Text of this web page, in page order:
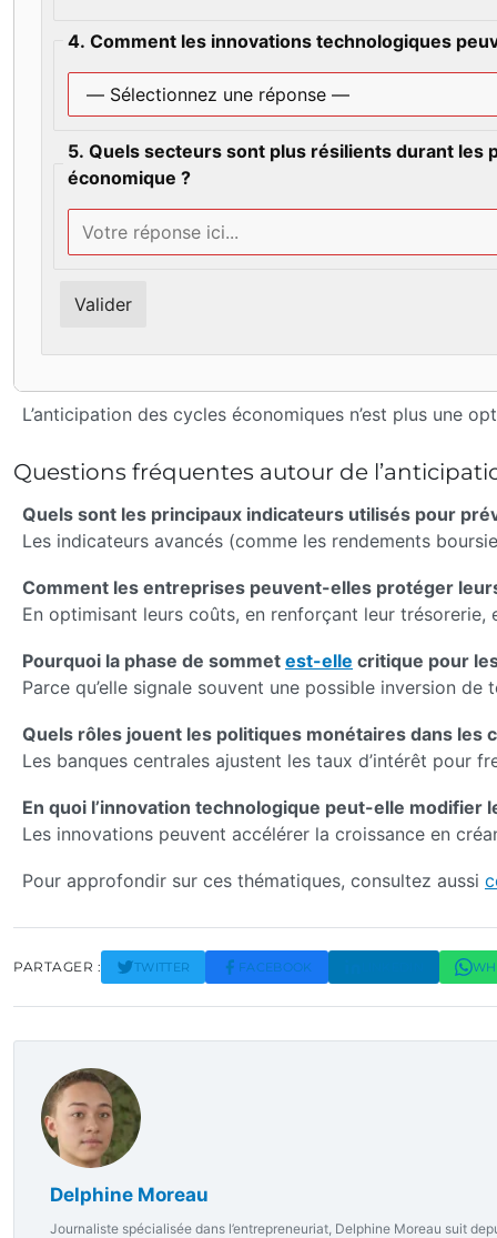
4. Comment les innovations technologiques
5. Quels secteurs sont plus résilients durant les
économique ?
Valider
L’anticipation des cycles économiques n’est plus une
Questions fréquentes autour de
Quels sont les principaux indicateurs utilisés pour
Les indicateurs avancés (comme les rendements
Comment les entreprises peuvent-elles protéger
En optimisant leurs coûts, en renforçant leur
Pourquoi la phase de sommet est-elle critique pour
Parce qu’elle signale souvent une possible inversion
Quels rôles jouent les politiques monétaires dans les
Les banques centrales ajustent les taux d’intérêt pour
En quoi l’innovation technologique peut-elle modifier
Les innovations peuvent accélérer la croissance en
Pour approfondir sur ces thématiques, consultez aussi
PARTAGER : TWITTER FACEBOOK
Delphine Moreau
Journaliste spécialisée dans l’entrepreneuriat, Delphine Moreau suit